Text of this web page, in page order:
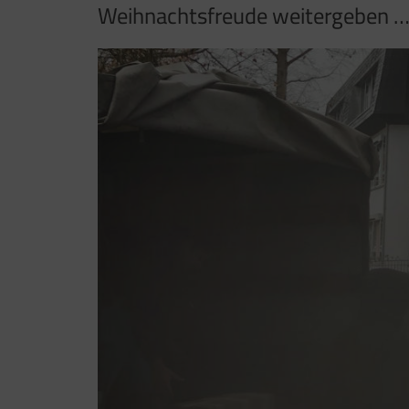
Weihnachtsfreude weitergeben …